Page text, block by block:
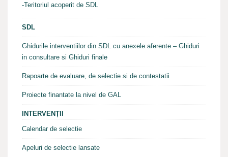
-Teritoriul acoperit de SDL
SDL
Ghidurile interventiilor din SDL cu anexele aferente – Ghiduri
in consultare si Ghiduri finale
Rapoarte de evaluare, de selectie si de contestatii
Proiecte finantate la nivel de GAL
INTERVENȚII
Calendar de selectie
Apeluri de selectie lansate